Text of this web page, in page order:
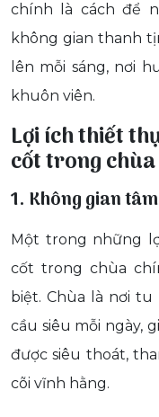
chính là cách để
không gian thanh
lên mỗi sáng, nơi
khuôn viên.
Lợi ích thiết
cốt trong chùa
1. Không gian
Một trong những
cốt trong chùa
biệt. Chùa là nơi tu
cầu siêu mỗi ngày,
được siêu thoát,
cõi vĩnh hằng.